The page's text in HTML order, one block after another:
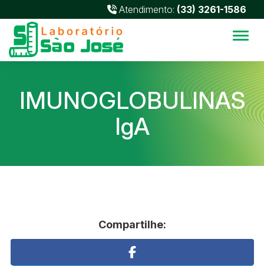
Atendimento: (33) 3261-1586
IMUNOGLOBULINAS
IgA
Compartilhe: